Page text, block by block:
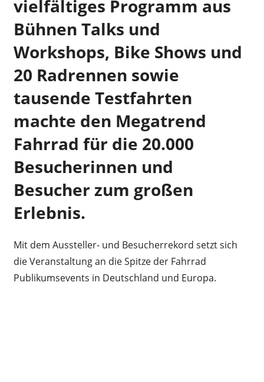
vielfältiges Programm aus
Bühnen Talks und
Workshops, Bike Shows und
20 Radrennen sowie
tausende Testfahrten
machte den Megatrend
Fahrrad für die 20.000
Besucherinnen und
Besucher zum großen
Erlebnis.
Mit dem Aussteller- und Besucherrekord setzt sich
die Veranstaltung an die Spitze der Fahrrad
Publikumsevents in Deutschland und Europa.